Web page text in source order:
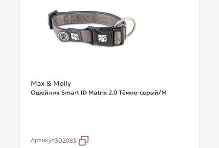
Max & Molly
Ошейник Smart ID Matrix 2.0 Тёмно-серый/M
Артикул302083